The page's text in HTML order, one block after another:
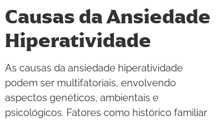
Causas da Ansiedade
Hiperatividade
As causas da ansiedade hiperatividade
podem ser multifatoriais, envolvendo
aspectos genéticos, ambientais e
psicológicos. Fatores como histórico familiar